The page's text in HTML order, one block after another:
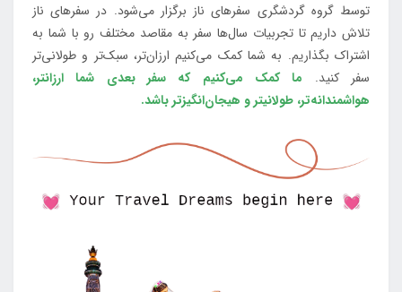
توسط گروه گردشگری سفرهای ناز برگزار می‌شود. در سفرهای ناز
تلاش داریم تا تجربیات سال‌ها سفر به مقاصد مختلف رو با شما به
اشتراک بگذاریم. به شما کمک می‌کنیم ارزان‌تر، سبک‌تر و طولانی‌تر
سفر کنید. ما کمک می‌کنیم که سفر بعدی شما ارزانتر،
هواشمندانه‌تر، طولانی‎تر و هیجان‌انگیزتر باشد.